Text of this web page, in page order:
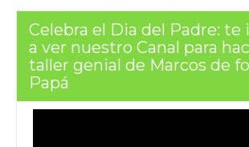
Celebra el Dia del Padre:
a ver nuestro Canal para
taller genial de Marcos de
Papá